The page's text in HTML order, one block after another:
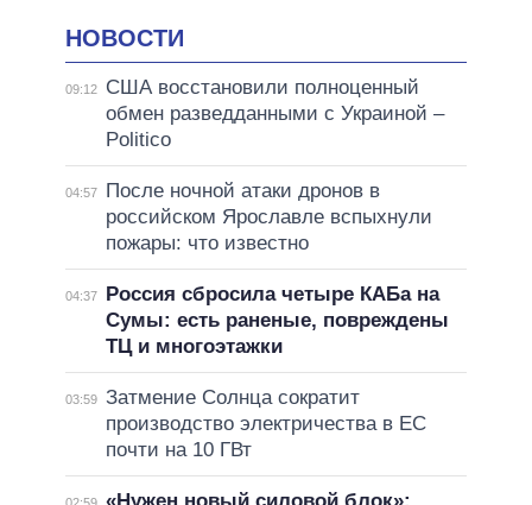
НОВОСТИ
09:12
США восстановили полноценный
обмен разведданными с Украиной –
Politico
04:57
После ночной атаки дронов в
российском Ярославле вспыхнули
пожары: что известно
04:37
Россия сбросила четыре КАБа на
Сумы: есть раненые, повреждены
ТЦ и многоэтажки
03:59 Затмение Солнца сократит
производство электричества в ЕС
почти на 10 ГВт
«Нужен новый силовой блок»: